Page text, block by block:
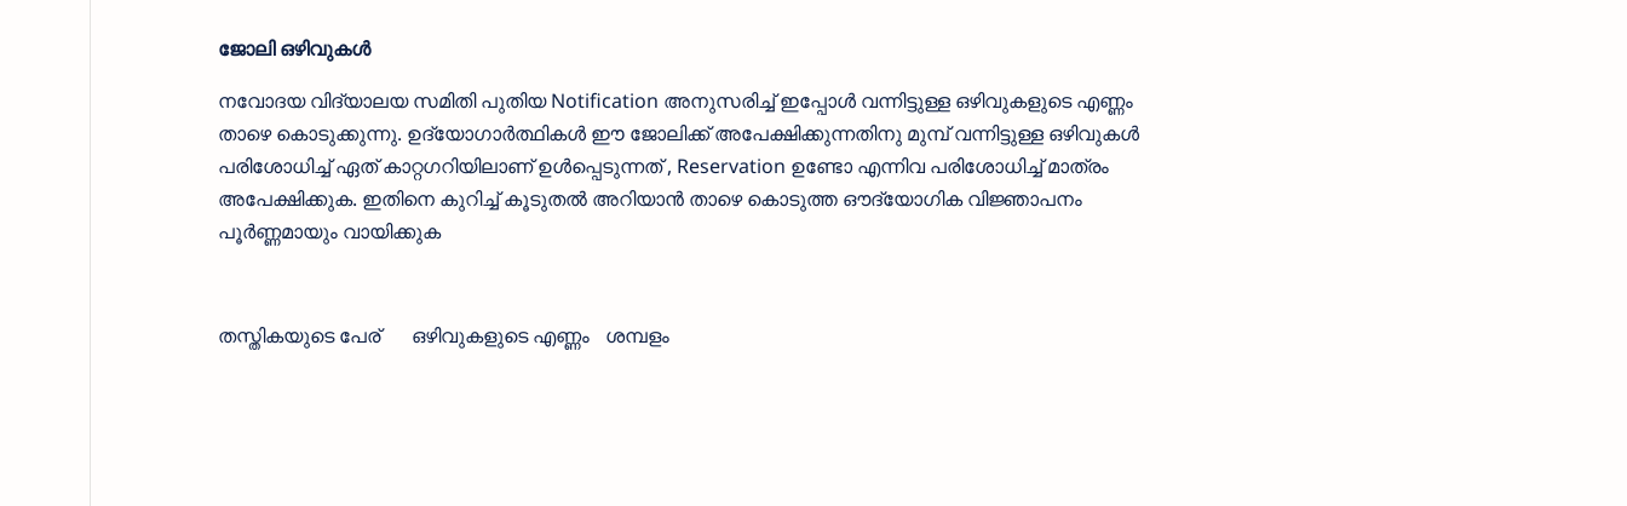
ജോലി ഒഴിവുകള്‍
നവോദയ വിദ്യാലയ സമിതി പുതിയ Notification അനുസരിച്ച് ഇപ്പോള്‍ വന്നിട്ടുള്ള ഒഴിവുകളുടെ എണ്ണം
താഴെ കൊടുക്കുന്നു. ഉദ്യോഗാര്‍ത്ഥികള്‍ ഈ ജോലിക്ക് അപേക്ഷിക്കുന്നതിനു മുമ്പ് വന്നിട്ടുള്ള ഒഴിവുകള്‍
പരിശോധിച്ച് ഏത് കാറ്റഗറിയിലാണ് ഉള്‍പ്പെടുന്നത് , Reservation ഉണ്ടോ എന്നിവ പരിശോധിച്ച് മാത്രം
അപേക്ഷിക്കുക. ഇതിനെ കുറിച്ച് കൂടുതല്‍ അറിയാന്‍ താഴെ കൊടുത്ത ഔദ്യോഗിക വിജ്ഞാപനം
പൂര്‍ണ്ണമായും വായിക്കുക
തസ്തികയുടെ പേര് ഒഴിവുകളുടെ എണ്ണം ശമ്പളം